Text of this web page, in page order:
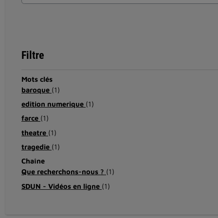
Filtre
Mots clés
baroque (1)
edition numerique (1)
farce (1)
theatre (1)
tragedie (1)
Chaîne
Que recherchons-nous ? (1)
SDUN - Vidéos en ligne (1)